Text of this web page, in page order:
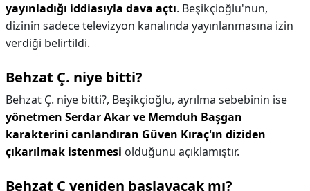
yayınladığı iddiasıyla dava açtı. Beşikçioğlu'nun,
dizinin sadece televizyon kanalında yayınlanmasına izin
verdiği belirtildi.
Behzat Ç. niye bitti?
Behzat Ç. niye bitti?, Beşikçioğlu, ayrılma sebebinin ise
yönetmen Serdar Akar ve Memduh Başgan
karakterini canlandıran Güven Kıraç'ın diziden
çıkarılmak istenmesi olduğunu açıklamıştır.
Behzat Ç yeniden başlayacak mı?